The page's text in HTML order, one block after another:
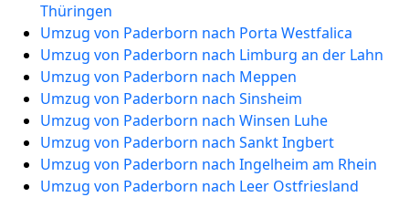
Thüringen
Umzug von Paderborn nach Porta Westfalica
Umzug von Paderborn nach Limburg an der Lahn
Umzug von Paderborn nach Meppen
Umzug von Paderborn nach Sinsheim
Umzug von Paderborn nach Winsen Luhe
Umzug von Paderborn nach Sankt Ingbert
Umzug von Paderborn nach Ingelheim am Rhein
Umzug von Paderborn nach Leer Ostfriesland